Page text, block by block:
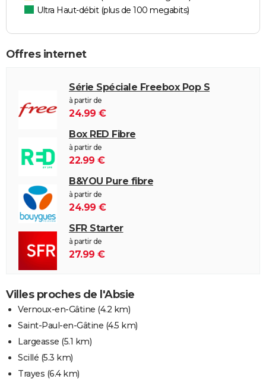
Ultra Haut-débit (plus de 100 megabits)
Offres internet
Série Spéciale Freebox Pop S
à partir de
24.99 €
Box RED Fibre
à partir de
22.99 €
B&YOU Pure fibre
à partir de
24.99 €
SFR Starter
à partir de
27.99 €
Villes proches de l'Absie
Vernoux-en-Gâtine (4.2 km)
Saint-Paul-en-Gâtine (4.5 km)
Largeasse (5.1 km)
Scillé (5.3 km)
Trayes (6.4 km)